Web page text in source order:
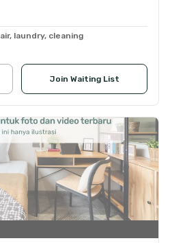
laundry, cleaning
Join Waiting List